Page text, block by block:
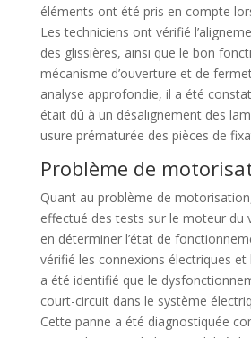
éléments ont été pris en compte
Les techniciens ont vérifié
des glissières, ainsi que le bon
mécanisme d’ouverture et de
analyse approfondie, il a été
était dû à un désalignement des
usure prématurée des pièces de
Problème de
Quant au problème de
effectué des tests sur le moteur du
en déterminer l’état de
vérifié les connexions électriques
a été identifié que le
court-circuit dans le système
Cette panne a été diagnostiquée